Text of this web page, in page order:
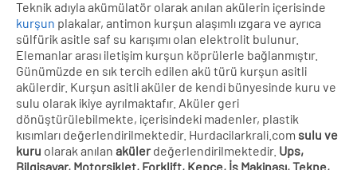
Teknik adıyla akümülatör olarak anılan akülerin içerisinde
kurşun plakalar, antimon kurşun alaşımlı ızgara ve ayrıca
sülfürik asitle saf su karışımı olan elektrolit bulunur.
Elemanlar arası iletişim kurşun köprülerle bağlanmıştır.
Günümüzde en sık tercih edilen akü türü kurşun asitli
akülerdir. Kurşun asitli aküler de kendi bünyesinde kuru ve
sulu olarak ikiye ayrılmaktafır. Aküler geri
dönüştürülebilmekte, içerisindeki madenler, plastik
kısımları değerlendirilmektedir. Hurdacilarkrali.com sulu ve
kuru olarak anılan aküler değerlendirilmektedir. Ups,
Bilgisayar, Motorsiklet, Forklift, Kepçe, İş Makinası, Tekne,